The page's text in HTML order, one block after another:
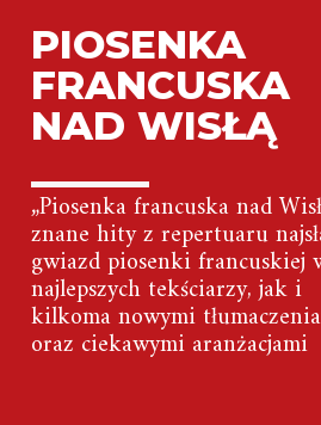
PIOSENKA
FRANCUSKA
NAD WISŁĄ
„Piosenka francuska nad
znane hity z repertuaru
gwiazd piosenki francuskiej
najlepszych tekściarzy, jak i
kilkoma nowymi
oraz ciekawymi aranżacjami